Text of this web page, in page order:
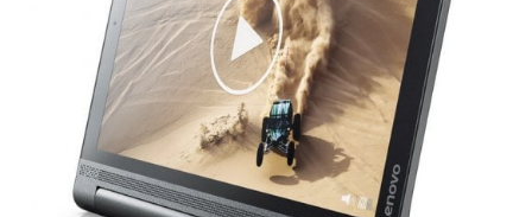
I WANT IN
I've read and accept the Privacy Policy
A LIRE : Yotopt 10 pouces : La tablette tactile qui
allie performance et accessibilité